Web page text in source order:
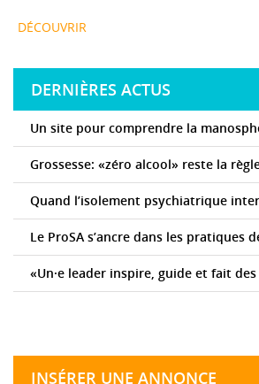
DÉCOUVRIR
DERNIÈRES ACTUS
Un site pour comprendre la
Grossesse: «zéro alcool» reste la
Quand l’isolement psychiatrique
Le ProSA s’ancre dans les pratiques
«Un·e leader inspire, guide et fait
INSÉRER UNE ANNONCE